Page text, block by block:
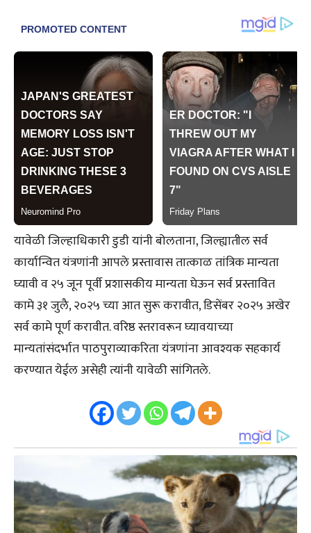
यावेळी जिल्हाधिकारी डुडी यांनी बोलताना, जिल्ह्यातील सर्व
कार्यान्वित यंत्रणांनी आपले प्रस्तावास तात्काळ तांत्रिक मान्यता
घ्यावी व २५ जून पूर्वी प्रशासकीय मान्यता घेऊन सर्व प्रस्तावित
कामे ३१ जुलै, २०२५ च्या आत सुरू करावीत, डिसेंबर २०२५ अखेर
सर्व कामे पूर्ण करावीत. वरिष्ठ स्तरावरून घ्यावयाच्या
मान्यतांसंदर्भात पाठपुराव्याकरिता यंत्रणांना आवश्यक सहकार्य
करण्यात येईल असेही त्यांनी यावेळी सांगितले.